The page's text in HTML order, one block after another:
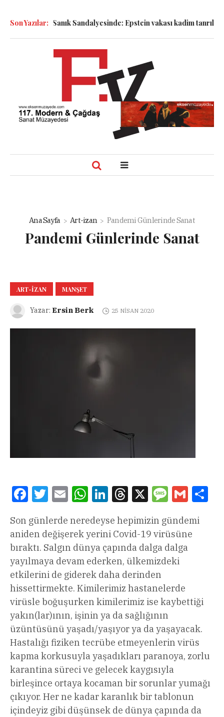
Son Yazılar:Sanık Sandalyesinde: Epstein vakası kadim tanrıları
Ana Sayfa Art-izan Pandemi Günlerinde Sanat
Pandemi Günlerinde Sanat
ART-IZAN MANŞET
Yazar: Ersin Berk 25 NISAN 2020
FacebookTwitterEmail WhatsAppLinkedInThreads
X Message
Gmail
Son günlerde neredeyse hepimizin gündemi
aniden değişerek yerini Covid-19 virüsüne
bıraktı. Salgın dünya çapında dalga dalga
yayılmaya devam ederken, ülkemizdeki
etkilerini de giderek daha derinden
hissettirmekte. Kimilerimiz hastanelerde
virüsle boğuşurken kimilerimiz ise kaybettiği
yakın(lar)ının, işinin ya da sağlığının
üzüntüsünü yaşadı/yaşıyor ya da yaşayacak.
Hastalığı fiziken tecrübe etmeyenlerin virüs
kapma korkusuyla yaşadıkları paranoya, zorlu
karantina süreci ve gelecek kaygısıyla
birleşince ortaya kocaman bir sorunlar yumağı
çıkıyor. Her ne kadar karanlık bir tablonun
içindeyiz gibi düşünsek de dünya çapında da